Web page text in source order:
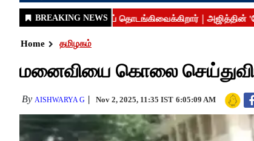
Home தமிழகம்
மனைவியை கொலை
By AISHWARYA G Nov 2, 2025, 11:35 IST 6:05:09 AM